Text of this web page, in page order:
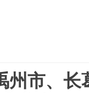
州市、长